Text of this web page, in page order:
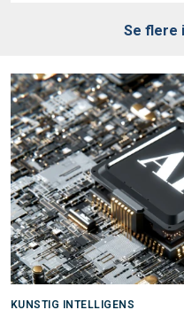
Se flere
KUNSTIG INTELLIGENS